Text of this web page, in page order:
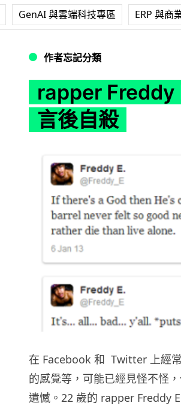
GenAI 與雲端科技專區 ERP 與商
作者忘記分類
rapper Freddy
言後自殺
在 Facebook 和 Twitter 上經
的感覺等，可能已經見怪不怪
遺憾。22 歲的 rapper Freddy